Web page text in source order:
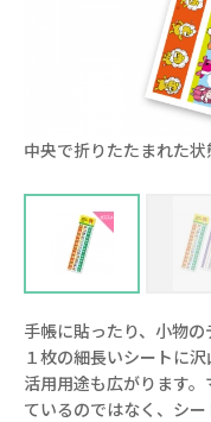
中央で折りたたまれた
手帳に貼ったり、小物の
１枚の細長いシートに
活用用途も広がります
ているのではなく、シ